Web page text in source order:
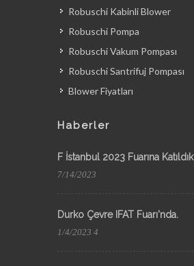
Robuschi Kabinli Blower
Robuschi Pompa
Robuschi Vakum Pompası
Robuschi Santrifuj Pompası
Blower Fiyatları
Haberler
F İstanbul 2023 Fuarına Katıldık
7/14/2023
Durko Çevre IFAT Fuarı'nda.
1/4/2023 4